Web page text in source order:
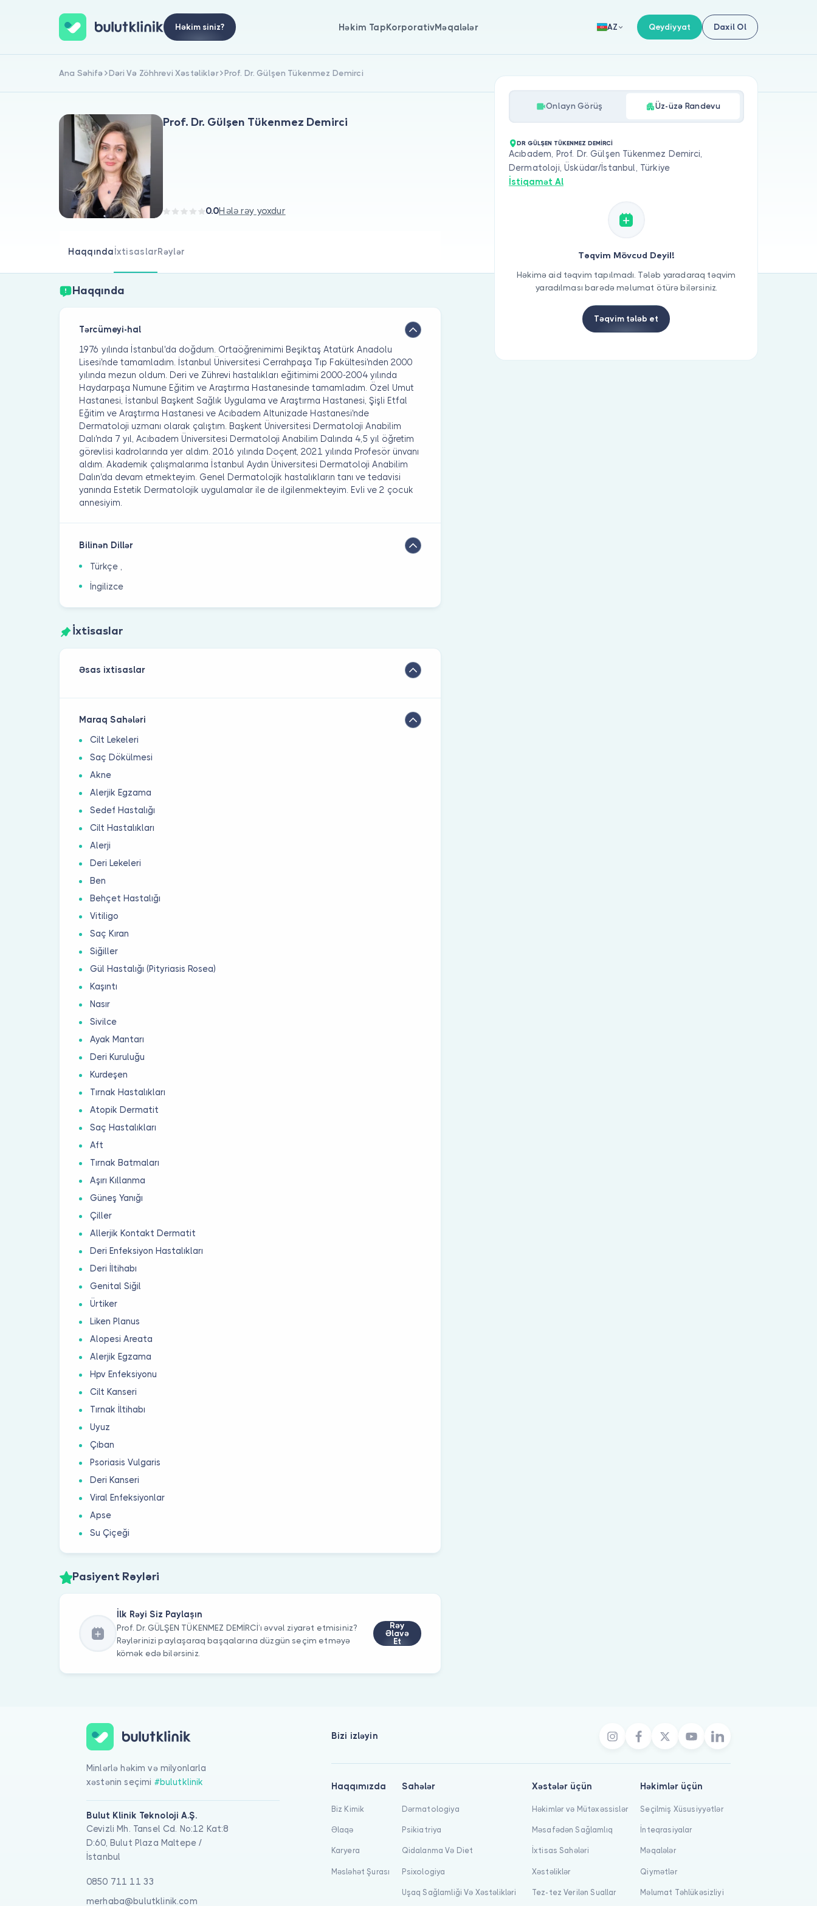
Həkim siniz? Həkim TapKorporativMəqalələr AZ Qeydiyyat Daxil Ol
Ana Səhifə Dəri Və Zöhhrevi Xəstəliklər Prof. Dr. Gülşen Tükenmez Demirci
Prof. Dr. Gülşen Tükenmez Demirci
0.0Hələ rəy yoxdur
Haqqında İxtisaslarRəylər
Haqqında
Tərcümeyi-hal
1976 yılında İstanbul'da doğdum. Ortaöğrenimimi Beşiktaş Atatürk Anadolu
Lisesi'nde tamamladım. İstanbul Üniversitesi Cerrahpaşa Tıp Fakültesi'nden 2000
yılında mezun oldum. Deri ve Zührevi hastalıkları eğitimimi 2000-2004 yılında
Haydarpaşa Numune Eğitim ve Araştırma Hastanesinde tamamladım. Özel Umut
Hastanesi, İstanbul Başkent Sağlık Uygulama ve Araştırma Hastanesi, Şişli Etfal
Eğitim ve Araştırma Hastanesi ve Acıbadem Altunizade Hastanesi'nde
Dermatoloji uzmanı olarak çalıştım. Başkent Üniversitesi Dermatoloji Anabilim
Dalı'nda 7 yıl, Acıbadem Üniversitesi Dermatoloji Anabilim Dalında 4,5 yıl öğretim
görevlisi kadrolarında yer aldım. 2016 yılında Doçent, 2021 yılında Profesör ünvanı
aldım. Akademik çalışmalarıma İstanbul Aydın Üniversitesi Dermatoloji Anabilim
Dalın'da devam etmekteyim. Genel Dermatolojik hastalıkların tanı ve tedavisi
yanında Estetik Dermatolojik uygulamalar ile de ilgilenmekteyim. Evli ve 2 çocuk
annesiyim.
Bilinən Dillər
Türkçe ,
İngilizce
İxtisaslar
Əsas ixtisaslar
Maraq Sahələri
Cilt Lekeleri
Saç Dökülmesi
Akne
Alerjik Egzama
Sedef Hastalığı
Cilt Hastalıkları
Alerji
Deri Lekeleri
Ben
Behçet Hastalığı
Vitiligo
Saç Kıran
Siğiller
Gül Hastalığı (Pityriasis Rosea)
Kaşıntı
Nasır
Sivilce
Ayak Mantarı
Deri Kuruluğu
Kurdeşen
Tırnak Hastalıkları
Atopik Dermatit
Saç Hastalıkları
Aft
Tırnak Batmaları
Aşırı Kıllanma
Güneş Yanığı
Çiller
Allerjik Kontakt Dermatit
Deri Enfeksiyon Hastalıkları
Deri İltihabı
Genital Siğil
Ürtiker
Liken Planus
Alopesi Areata
Alerjik Egzama
Hpv Enfeksiyonu
Cilt Kanseri
Tırnak İltihabı
Uyuz
Çıban
Psoriasis Vulgaris
Deri Kanseri
Viral Enfeksiyonlar
Apse
Su Çiçeği
Pasiyent Rəyləri
İlk Rəyi Siz Paylaşın
Prof. Dr. GÜLŞEN TÜKENMEZ DEMİRCİ’ı əvvəl ziyarət etmisiniz?
Rəylərinizi paylaşaraq başqalarına düzgün seçim etməyə
kömək edə bilərsiniz.
Rəy
Əlavə
Et
Onlayn Görüş Üz-üzə Randevu
DR GÜLŞEN TÜKENMEZ DEMİRCİ
Acıbadem, Prof. Dr. Gülşen Tükenmez Demirci,
Dermatoloji, Üsküdar/İstanbul, Türkiye
İstiqamət Al
Təqvim Mövcud Deyil!
Həkimə aid təqvim tapılmadı. Tələb yaradaraq təqvim
yaradılması barədə məlumat ötürə bilərsiniz.
Təqvim tələb et
Minlərlə həkim və milyonlarla
xəstənin seçimi #bulutklinik
Bulut Klinik Teknoloji A.Ş.
Cevizli Mh. Tansel Cd. No:12 Kat:8
D:60, Bulut Plaza Maltepe /
İstanbul
0850 711 11 33
merhaba@bulutklinik.com
Bizi izləyin
Haqqımızda
Biz Kimik
Əlaqə
Karyera
Məsləhət Şurası
Sahələr
Dərmatologiya
Psikiatriya
Qidalanma Və Diet
Psixologiya
Uşaq Sağlamliği Və Xəstəlikləri
Xəstələr üçün
Həkimlər və Mütəxəssislər
Məsafədən Sağlamlıq
İxtisas Sahələri
Xəstəliklər
Tez-tez Verilən Suallar
Həkimlər üçün
Seçilmiş Xüsusiyyətlər
İnteqrasiyalar
Məqalələr
Qiymətlər
Məlumat Təhlükəsizliyi